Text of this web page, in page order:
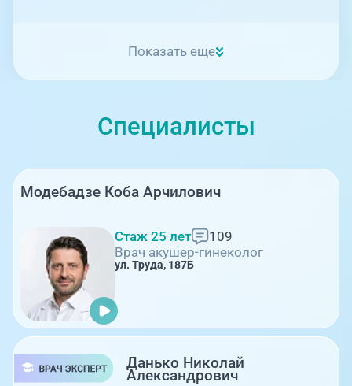
Показать еще
Специалисты
Модебадзе Коба Арчилович
Стаж 25 лет
109
Врач акушер-гинеколог
ул. Труда, 187Б
Данько Николай
Александрович